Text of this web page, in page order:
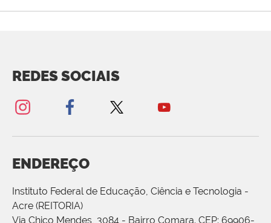
REDES SOCIAIS
ENDEREÇO
Instituto Federal de Educação, Ciência e Tecnologia -
Acre (REITORIA)
Via Chico Mendes, 3084 - Bairro Comara. CEP: 69906-